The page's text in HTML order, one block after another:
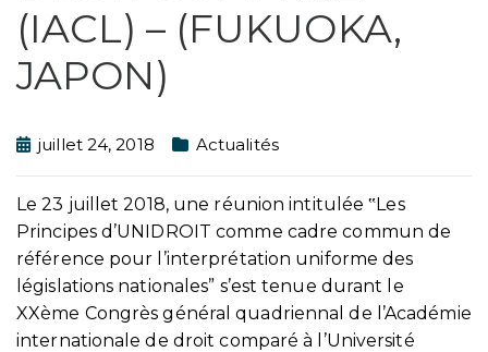
(IACL) – (FUKUOKA,
JAPON)
juillet 24, 2018 Actualités
Le 23 juillet 2018, une réunion intitulée ‟Les
Principes d’UNIDROIT comme cadre commun de
référence pour l’interprétation uniforme des
législations nationales” s’est tenue durant le
XXème Congrès général quadriennal de l’Académie
internationale de droit comparé à l’Université